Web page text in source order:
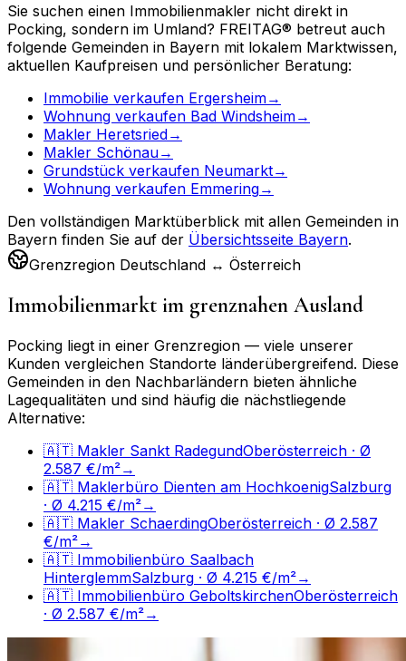
Sie suchen einen Immobilienmakler nicht direkt in
Pocking, sondern im Umland? FREITAG® betreut auch
folgende Gemeinden in Bayern mit lokalem Marktwissen,
aktuellen Kaufpreisen und persönlicher Beratung:
Immobilie verkaufen Ergersheim→
Wohnung verkaufen Bad Windsheim→
Makler Heretsried→
Makler Schönau→
Grundstück verkaufen Neumarkt→
Wohnung verkaufen Emmering→
Den vollständigen Marktüberblick mit allen Gemeinden in
Bayern finden Sie auf der Übersichtsseite Bayern.
Grenzregion Deutschland ↔ Österreich
Immobilienmarkt im grenznahen Ausland
Pocking liegt in einer Grenzregion — viele unserer
Kunden vergleichen Standorte länderübergreifend. Diese
Gemeinden in den Nachbarländern bieten ähnliche
Lagequalitäten und sind häufig die nächstliegende
Alternative:
🇦🇹 Makler Sankt RadegundOberösterreich · Ø
2.587 €/m²→
🇦🇹 Maklerbüro Dienten am HochkoenigSalzburg
· Ø 4.215 €/m²→
🇦🇹 Makler SchaerdingOberösterreich · Ø 2.587
€/m²→
🇦🇹 Immobilienbüro Saalbach
HinterglemmSalzburg · Ø 4.215 €/m²→
🇦🇹 Immobilienbüro GeboltskirchenOberösterreich
· Ø 2.587 €/m²→